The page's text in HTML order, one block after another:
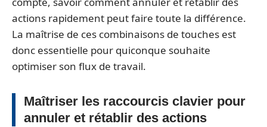
actions rapidement peut faire toute la différence.
La maîtrise de ces combinaisons de touches est
donc essentielle pour quiconque souhaite
optimiser son flux de travail.
Maîtriser les raccourcis clavier pour
annuler et rétablir des actions